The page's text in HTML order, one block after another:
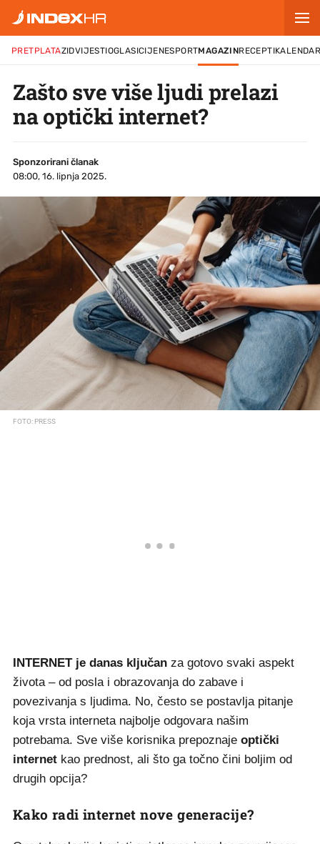
PRETPLATAZIDVIJESTIOGLASICIJENESPORTMAGAZINRECEPTI
Zašto sve više ljudi prelazi
na optički internet?
Sponzorirani članak
08:00, 16. lipnja 2025.
FOTO: PRESS
INTERNET je danas ključan za gotovo svaki aspekt
života – od posla i obrazovanja do zabave i
povezivanja s ljudima. No, često se postavlja pitanje
koja vrsta interneta najbolje odgovara našim
potrebama. Sve više korisnika prepoznaje optički
internet kao prednost, ali što ga točno čini boljim od
drugih opcija?
Kako radi internet nove generacije?